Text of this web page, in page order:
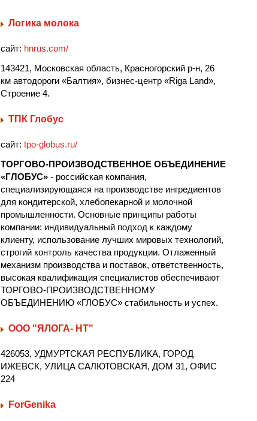
Логика молока
сайт: hnrus.com/
143421, Московская область, Красногорский р-н, 26
км автодороги «Балтия», бизнес-центр «Riga Land»,
Строение 4.
ТПК Глобус
сайт: tpo-globus.ru/
ТОРГОВО-ПРОИЗВОДСТВЕННОЕ ОБЪЕДИНЕНИЕ
«ГЛОБУС»- российская компания,
специализирующаяся на производстве ингредиентов
для кондитерской, хлебопекарной и молочной
промышленности. Основные принципы работы
компании: индивидуальный подход к каждому
клиенту, использование лучших мировых технологий,
строгий контроль качества продукции. Отлаженный
механизм производства и поставок, ответственность,
высокая квалификация специалистов обеспечивают
ТОРГОВО-ПРОИЗВОДСТВЕННОМУ
ОБЪЕДИНЕНИЮ «ГЛОБУС» стабильность и успех.
ООО "ЯЛОГА- НТ"
426053, УДМУРТСКАЯ РЕСПУБЛИКА, ГОРОД
ИЖЕВСК, УЛИЦА САЛЮТОВСКАЯ, ДОМ 31, ОФИС
224
ForGenika